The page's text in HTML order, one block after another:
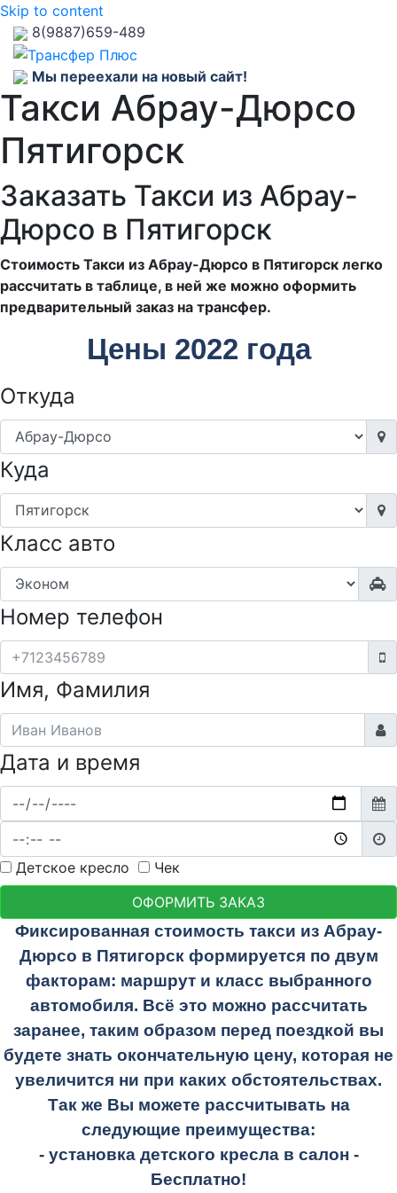
Skip to content
8(9887)659-489
Мы переехали на новый сайт!
Такси Абрау-Дюрсо
Пятигорск
Заказать Такси из Абрау-
Дюрсо в Пятигорск
Стоимость Такси из Абрау-Дюрсо в Пятигорск легко
рассчитать в таблице, в ней же можно оформить
предварительный заказ на трансфер.
Цены 2022 года
Откуда
Куда
Класс авто
Номер телефон
Имя, Фамилия
Дата и время
Детское кресло
Чек
ОФОРМИТЬ ЗАКАЗ
Фиксированная стоимость такси из Абрау-
Дюрсо в Пятигорск формируется по двум
факторам: маршрут и класс выбранного
автомобиля. Всё это можно рассчитать
заранее, таким образом перед поездкой вы
будете знать окончательную цену, которая не
увеличится ни при каких обстоятельствах.
Так же Вы можете рассчитывать на
следующие преимущества:
- установка детского кресла в салон -
Бесплатно!